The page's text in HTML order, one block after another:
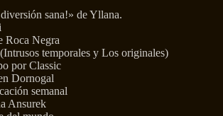
sana!» de Yllana.
Roca Negra
temporales y Los originales)
por Classic
Dornogal
semanal
Ansurek